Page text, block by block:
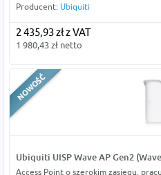
Producent: Ubiquiti
2 435,93 zł z VAT
1 980,43 zł netto
Ubiquiti UISP Wave AP Gen2
Access Point o szerokim zasięgu,